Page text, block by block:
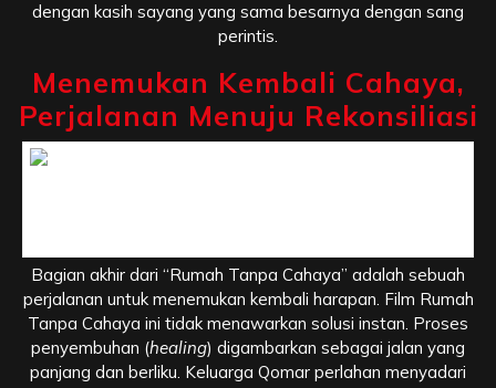
dengan kasih sayang yang sama besarnya dengan sang
perintis.
Menemukan Kembali Cahaya,
Perjalanan Menuju Rekonsiliasi
Bagian akhir dari “Rumah Tanpa Cahaya” adalah sebuah
perjalanan untuk menemukan kembali harapan. Film Rumah
Tanpa Cahaya ini tidak menawarkan solusi instan. Proses
penyembuhan (healing) digambarkan sebagai jalan yang
panjang dan berliku. Keluarga Qomar perlahan menyadari